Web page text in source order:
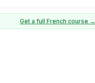
Get a full French course →